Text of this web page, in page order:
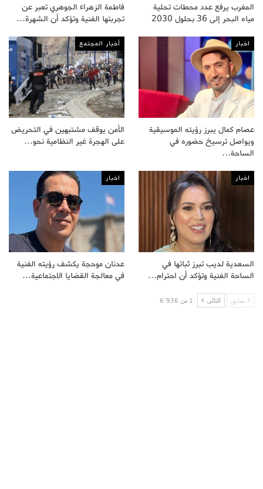
المغرب يرفع عدد محطات تحلية
مياه البحر إلى 36 بحلول 2030
فاطمة الزهراء الجوهري تعبر عن
تجربتها الفنية وتؤكد أن الشهرة…
اخبار
عصام كمال يبرز رؤيته الموسيقية
ويواصل ترسيخ حضوره في
الساحة…
أخبار المجتمع
الأمن يوقف مشتبهين في التحريض
على الهجرة غير النظامية نحو…
اخبار
السعدية لديب تبرز ثباتها في
الساحة الفنية وتؤكد أن احترام…
اخبار
عدنان موحجة يكشف رؤيته الفنية
في معالجة القضايا الاجتماعية…
سابق التالى 1 من 6٬936